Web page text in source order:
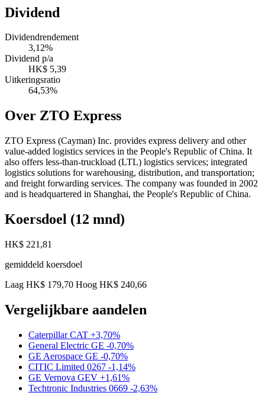
Dividend
Dividendrendement
3,12%
Dividend p/a
HK$ 5,39
Uitkeringsratio
64,53%
Over ZTO Express
ZTO Express (Cayman) Inc. provides express delivery and other
value-added logistics services in the People's Republic of China. It
also offers less-than-truckload (LTL) logistics services; integrated
logistics solutions for warehousing, distribution, and transportation;
and freight forwarding services. The company was founded in 2002
and is headquartered in Shanghai, the People's Republic of China.
Koersdoel (12 mnd)
HK$ 221,81
gemiddeld koersdoel
Laag HK$ 179,70 Hoog HK$ 240,66
Vergelijkbare aandelen
Caterpillar CAT +3,70%
General Electric GE -0,70%
GE Aerospace GE -0,70%
CITIC Limited 0267 -1,14%
GE Vernova GEV +1,61%
Techtronic Industries 0669 -2,63%